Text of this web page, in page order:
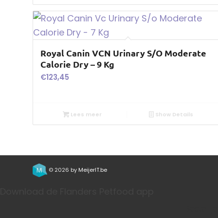
Royal Canin VCN Urinary S/O Moderate
Calorie Dry – 9 Kg
€123,45
Lees meer Show Details
© 2026 by MeijerIT.be